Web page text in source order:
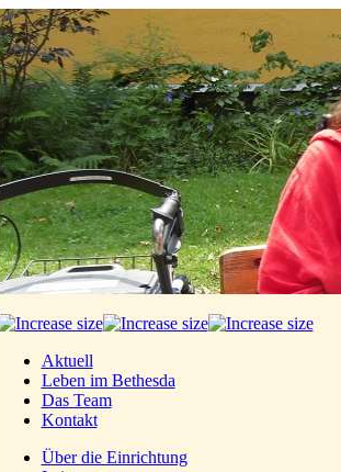
Aktuell
Leben im Bethesda
Das Team
Kontakt
Über die Einrichtung